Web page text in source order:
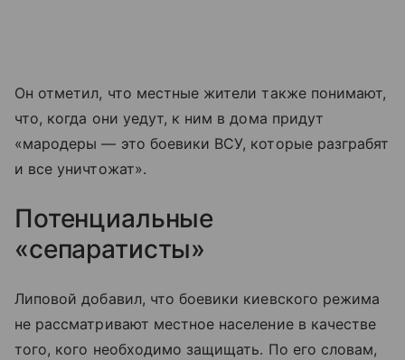
Он отметил, что местные жители также понимают,
что, когда они уедут, к ним в дома придут
«мародеры — это боевики ВСУ, которые разграбят
и все уничтожат».
Потенциальные
«сепаратисты»
Липовой добавил, что боевики киевского режима
не рассматривают местное население в качестве
того, кого необходимо защищать. По его словам,